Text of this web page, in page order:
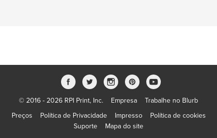
© 2016 - 2026 RPI Print, Inc. Empresa
Trabalhe no Blurb
Preços
Política de Privacidade Impresso
Política de cookies
Suporte
Mapa do site